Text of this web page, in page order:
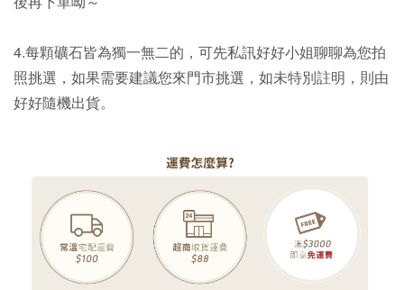
4.每顆礦石皆為獨一無二的，可先私訊好好小姐聊聊為您拍
照挑選，如果需要建議您來門市挑選，如未特別註明，則由
好好隨機出貨。